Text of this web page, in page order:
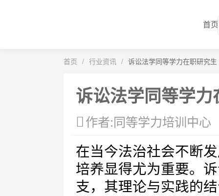
首页
首页 / 行业资讯 / 诉讼法学同等学力在职研究生
诉讼法学同等学力
作者:同等学力培训中心
在当今法治社会不断
培养显得尤为重要。
支，其理论与实践的